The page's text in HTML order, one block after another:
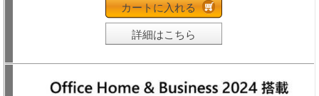
カートに入れる
詳細はこちら